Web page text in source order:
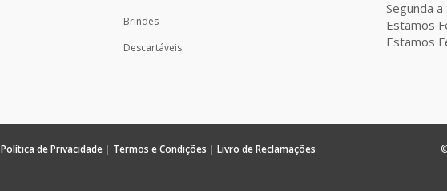
Brindes
Descartáveis
Segunda
Estamos
Estamos
Política de Privacidade | Termos e Condições | Livro de Reclamações